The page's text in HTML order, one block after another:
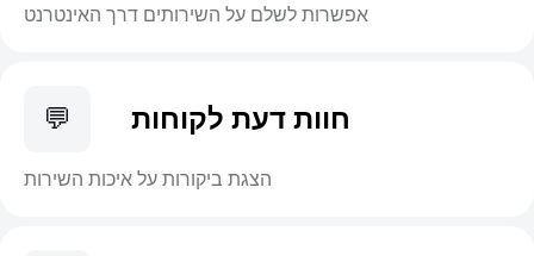
אפשרות לשלם על השירותים דרך האינטרנט
💬 חוות דעת לקוחות
הצגת ביקורות על איכות השירות